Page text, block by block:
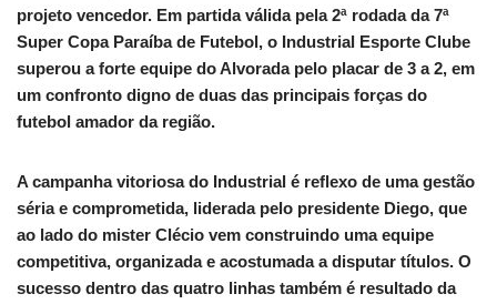
projeto vencedor. Em partida válida pela 2ª rodada da 7ª
Super Copa Paraíba de Futebol, o Industrial Esporte Clube
superou a forte equipe do Alvorada pelo placar de 3 a 2, em
um confronto digno de duas das principais forças do
futebol amador da região.
A campanha vitoriosa do Industrial é reflexo de uma gestão
séria e comprometida, liderada pelo presidente Diego, que
ao lado do mister Clécio vem construindo uma equipe
competitiva, organizada e acostumada a disputar títulos. O
sucesso dentro das quatro linhas também é resultado da